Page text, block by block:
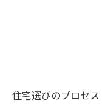
住宅選びのプロセス